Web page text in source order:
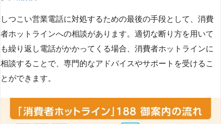
しつこい営業電話に対処するための最後の手段として、消費
者ホットラインへの相談があります。適切な断り方を用いて
も繰り返し電話がかかってくる場合、消費者ホットラインに
相談することで、専門的なアドバイスやサポートを受けるこ
とができます​​。